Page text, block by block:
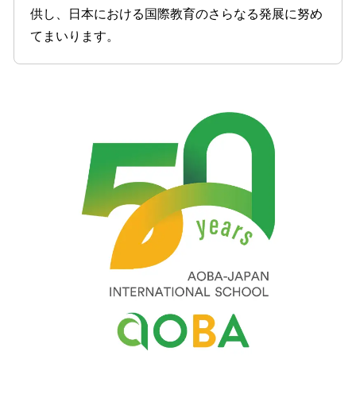
供し、日本における国際教育のさらなる発展に努め
てまいります。